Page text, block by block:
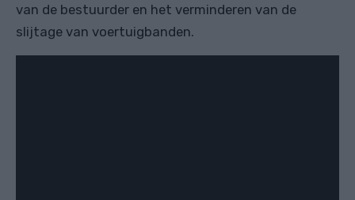
van de bestuurder en het verminderen van de
slijtage van voertuigbanden.